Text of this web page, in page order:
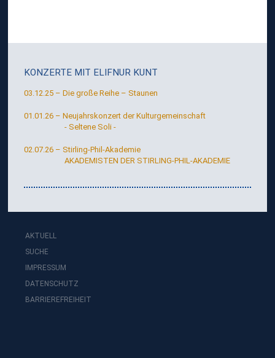
KONZERTE MIT ELIFNUR KUNT
03.12.25 – Die große Reihe – Staunen
01.01.26 – Neujahrskonzert der Kulturgemeinschaft
- Seltene Soli -
02.07.26 – Stirling-Phil-Akademie
AKADEMISTEN DER STIRLING-PHIL-AKADEMIE
AKTUELL
SUCHE
IMPRESSUM
DATENSCHUTZ
BARRIEREFREIHEIT